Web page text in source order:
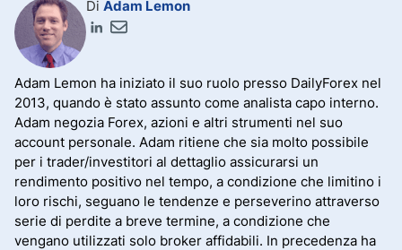
Di Adam Lemon
Adam Lemon ha iniziato il suo ruolo presso DailyForex nel
2013, quando è stato assunto come analista capo interno.
Adam negozia Forex, azioni e altri strumenti nel suo
account personale. Adam ritiene che sia molto possibile
per i trader/investitori al dettaglio assicurarsi un
rendimento positivo nel tempo, a condizione che limitino i
loro rischi, seguano le tendenze e perseverino attraverso
serie di perdite a breve termine, a condizione che
vengano utilizzati solo broker affidabili. In precedenza ha